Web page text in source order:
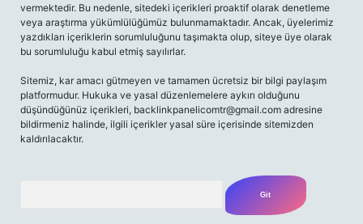
vermektedir. Bu nedenle, sitedeki içerikleri proaktif olarak denetleme
veya araştırma yükümlülüğümüz bulunmamaktadır. Ancak, üyelerimiz
yazdıkları içeriklerin sorumluluğunu taşımakta olup, siteye üye olarak
bu sorumluluğu kabul etmiş sayılırlar.
Sitemiz, kar amacı gütmeyen ve tamamen ücretsiz bir bilgi paylaşım
platformudur. Hukuka ve yasal düzenlemelere aykırı olduğunu
düşündüğünüz içerikleri, backlinkpanelicomtr@gmail.com adresine
bildirmeniz halinde, ilgili içerikler yasal süre içerisinde sitemizden
kaldırılacaktır.